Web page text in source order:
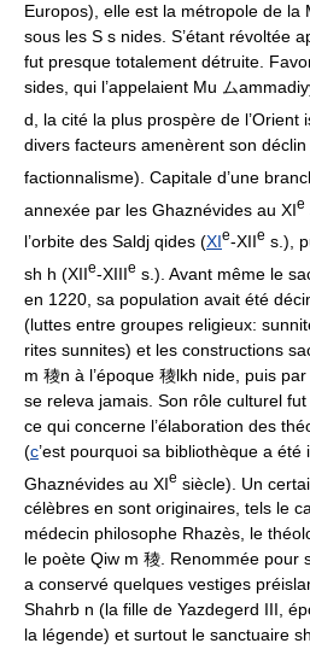
Europos), elle est la métropole de la
sous les S s nides. S’étant révoltée
fut presque totalement détruite.
sides, qui l’appelaient Mu ム
d, la cité la plus prospère de l’Orient
divers facteurs amenèrent son
factionnalisme). Capitale d’une
annexée par les Ghaznévides au XIe
l’orbite des Saldj qides (XIe-XIIe s.),
sh h (XIIe-XIIIe s.). Avant même le
en 1220, sa population avait été
(luttes entre groupes religieux:
rites sunnites) et les constructions
m 稜n à l’époque 稜lkh nide, puis
se releva jamais. Son rôle culturel
ce qui concerne l’élaboration des
(c’est pourquoi sa bibliothèque a été
Ghaznévides au XIe siècle). Un
célèbres en sont originaires, tels le
médecin philosophe Rhazès, le
le poète Qiw m 稜. Renommée pour
a conservé quelques vestiges
Shahrb n (la fille de Yazdegerd III,
la légende) et surtout le sanctuaire